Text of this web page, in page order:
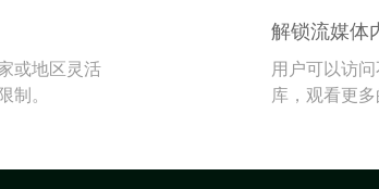
或地区灵活
。
解锁流媒体
用户可以访
库，观看更多